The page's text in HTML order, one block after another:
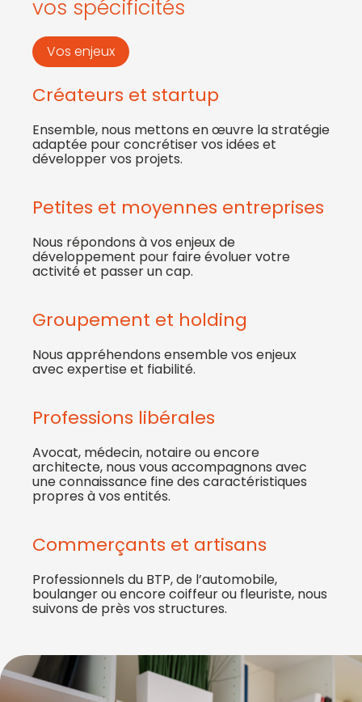
vos spécificités
Vos enjeux
Créateurs et startup
Ensemble, nous mettons en œuvre la stratégie
adaptée pour concrétiser vos idées et
développer vos projets.
Petites et moyennes entreprises
Nous répondons à vos enjeux de
développement pour faire évoluer votre
activité et passer un cap.
Groupement et holding
Nous appréhendons ensemble vos enjeux
avec expertise et fiabilité.
Professions libérales
Avocat, médecin, notaire ou encore
architecte, nous vous accompagnons avec
une connaissance fine des caractéristiques
propres à vos entités.
Commerçants et artisans
Professionnels du BTP, de l’automobile,
boulanger ou encore coiffeur ou fleuriste, nous
suivons de près vos structures.